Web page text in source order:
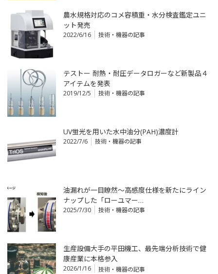
農水規格対応のコメ容積重・水分検査鑑定ユニ
ット発売
2022/6/16 技術・機器の記事
テストー 耐熱・耐圧データロガーなど新製品４
アイテムを発表
2019/12/5 技術・機器の記事
UV蛍光を用いた水中油分(PAH)濃度計
2022/7/6 技術・機器の記事
油漏れが一目瞭然～高感度仕様を新たにライン
ナップした「ローユマー…
2025/7/30 技術・機器の記事
生産設備大手の平田機工、最先端分析技術で健
康産業に本格参入
2026/1/16 技術・機器の記事